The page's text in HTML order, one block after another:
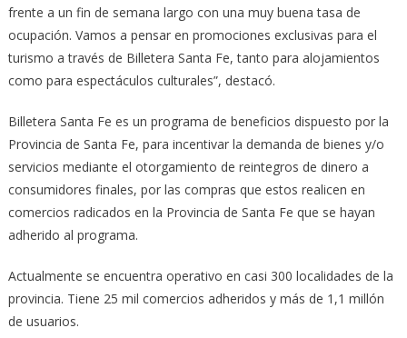
frente a un fin de semana largo con una muy buena tasa de
ocupación. Vamos a pensar en promociones exclusivas para el
turismo a través de Billetera Santa Fe, tanto para alojamientos
como para espectáculos culturales”, destacó.
Billetera Santa Fe es un programa de beneficios dispuesto por la
Provincia de Santa Fe, para incentivar la demanda de bienes y/o
servicios mediante el otorgamiento de reintegros de dinero a
consumidores finales, por las compras que estos realicen en
comercios radicados en la Provincia de Santa Fe que se hayan
adherido al programa.
Actualmente se encuentra operativo en casi 300 localidades de la
provincia. Tiene 25 mil comercios adheridos y más de 1,1 millón
de usuarios.